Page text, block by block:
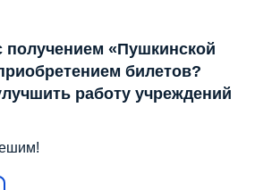
получением «Пушкинской
билетов?
работу учреждений